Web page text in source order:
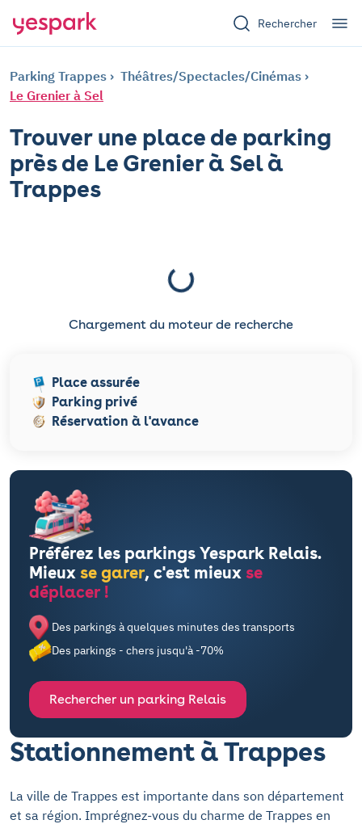
Rechercher
Parking Trappes
Théâtres/Spectacles/Cinémas
Le Grenier à Sel
Trouver une place de parking
près de Le Grenier à Sel à
Trappes
Chargement du moteur de recherche
Place assurée
Parking privé
Réservation à l'avance
Préférez les parkings Yespark Relais.
Mieux se garer, c'est mieux se
déplacer !
Des parkings à quelques minutes des transports
Des parkings - chers jusqu'à -70%
Rechercher un parking Relais
Stationnement à Trappes
La ville de Trappes est importante dans son département
et sa région. Imprégnez-vous du charme de Trappes en